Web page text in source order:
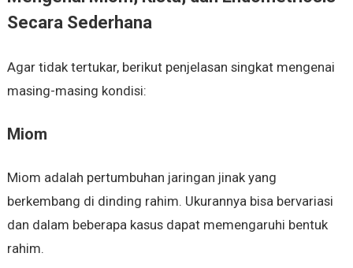
Secara Sederhana
Agar tidak tertukar, berikut penjelasan singkat mengenai
masing-masing kondisi:
Miom
Miom adalah pertumbuhan jaringan jinak yang
berkembang di dinding rahim. Ukurannya bisa bervariasi
dan dalam beberapa kasus dapat memengaruhi bentuk
rahim.